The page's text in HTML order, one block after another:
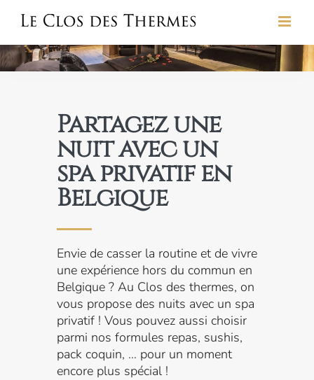
content
Partagez une
nuit avec un
spa privatif en
Belgique
Envie de casser la routine et de vivre
une expérience hors du commun en
Belgique ? Au Clos des thermes, on
vous propose des nuits avec un spa
privatif ! Vous pouvez aussi choisir
parmi nos formules repas, sushis,
pack coquin, … pour un moment
encore plus spécial !